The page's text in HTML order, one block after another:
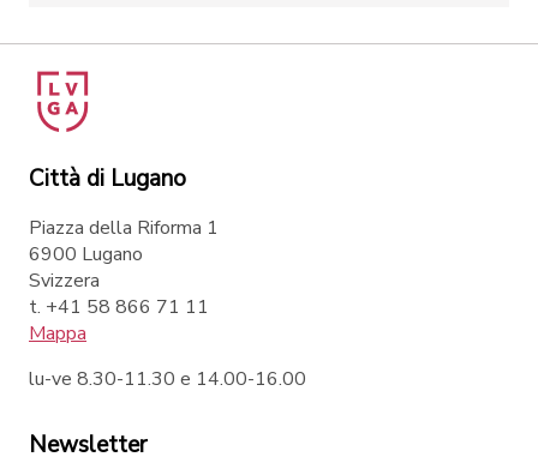
Città di Lugano
Piazza della Riforma 1
6900 Lugano
Svizzera
t. +41 58 866 71 11
Mappa
lu-ve 8.30-11.30 e 14.00-16.00
Newsletter